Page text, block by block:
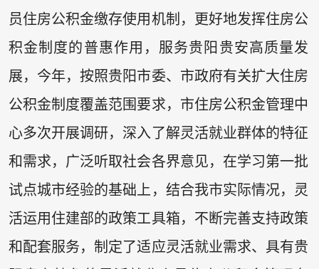
员住房公积金缴存使用机制，更好地发挥住房公
积金制度的普惠作用，服务贵阳贵安高质量发
展，今年，按照贵阳市委、市政府有关扩大住房
公积金制度覆盖范围要求，市住房公积金管理中
心多次开展调研，深入了解灵活就业群体的特征
和需求，广泛听取社会各界意见，在学习第一批
试点城市经验的基础上，结合我市实际情况，灵
活运用住建部的政策工具箱，不断完善支持政策
和配套服务，制定了适应灵活就业需求、具有贵